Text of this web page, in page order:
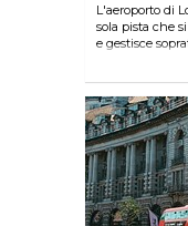
L'aeroporto di
sola pista che
e gestisce
viaggi d'affari.
Light Railway,
metropolitana
Town, Stratford
della
l'aeroporto,
un
London. Negli
potete anche